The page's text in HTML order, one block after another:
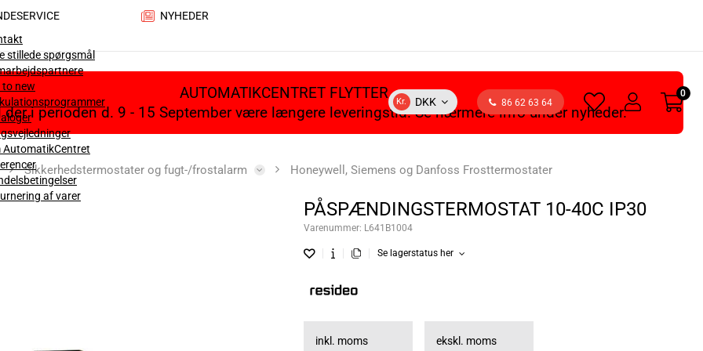
stillede spørgsmål
to new
AutomatikCentret
af varer
NYHEDER
Kr. DKK 86 62 63 64
heart
light
light
0
AUTOMATIKCENTRET FLYTTER
der i perioden d. 9 - 15 September være længere leveringstid. Se nærmere info under nyheder.
Sikkerhedstermostater og fugt-/frostalarm Honeywell, Siemens og Danfoss Frosttermostater
PÅSPÆNDINGSTERMOSTAT 10-40C IP30
Varenummer: L641B1004
Se lagerstatus her
inkl. moms ekskl. moms